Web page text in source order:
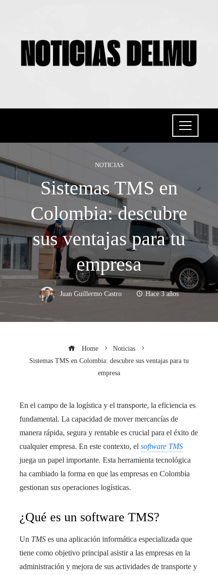
NOTICIAS
Sistemas TMS en
Colombia: descubre
sus ventajas para tu
empresa
Juan Guillermo Castro Hace 3 años
Home
Noticias
Sistemas TMS en Colombia: descubre sus ventajas para tu
empresa
En el campo de la logística y el transporte, la eficiencia es
fundamental. La capacidad de mover mercancías de
manera rápida, segura y rentable es crucial para el éxito de
cualquier empresa. En este contexto, el software TMS
juega un papel importante. Esta herramienta tecnológica
ha cambiado la forma en que las empresas en Colombia
gestionan sus operaciones logísticas.
¿Qué es un software TMS?
Un TMS es una aplicación informática especializada que
tiene como objetivo principal asistir a las empresas en la
administración y mejora de sus actividades de transporte y